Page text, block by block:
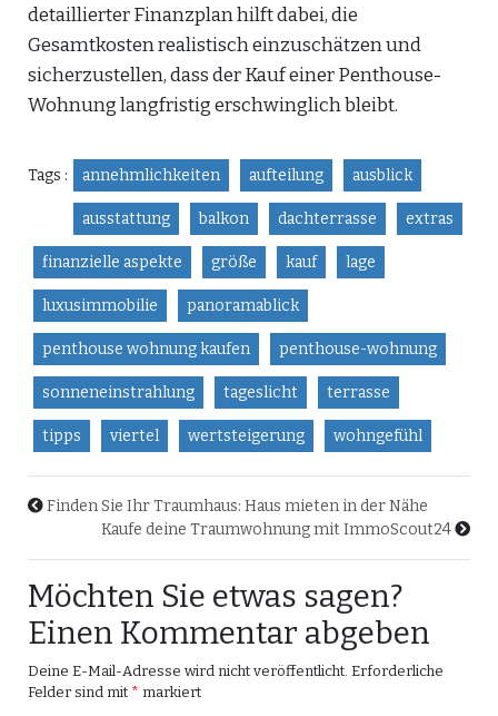
detaillierter Finanzplan hilft dabei, die
Gesamtkosten realistisch einzuschätzen und
sicherzustellen, dass der Kauf einer Penthouse-
Wohnung langfristig erschwinglich bleibt.
Tags : annehmlichkeiten aufteilung ausblick
ausstattung balkon dachterrasse extras
finanzielle aspekte größe kauf lage
luxusimmobilie panoramablick
penthouse wohnung kaufen penthouse-wohnung
sonneneinstrahlung tageslicht terrasse
tipps viertel wertsteigerung wohngefühl
Finden Sie Ihr Traumhaus: Haus mieten in der Nähe
Kaufe deine Traumwohnung mit ImmoScout24
Möchten Sie etwas sagen?
Einen Kommentar abgeben
Deine E-Mail-Adresse wird nicht veröffentlicht. Erforderliche
Felder sind mit * markiert